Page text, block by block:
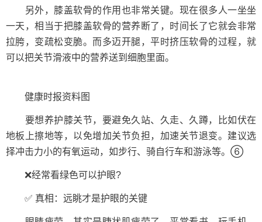
另外，膝盖软骨的作用也非常关键。现在很多人一坐坐
一天，相当于把膝盖软骨的营养断了，时间长了它就会非常
拉胯，变疏松变脆。而多迈开腿，平时挤压软骨的过程，就
可以把关节滑液中的营养送到细胞里面。
健康时报资料图
要想养护膝关节，要避免久站、久走、久蹲，比如伏在
地板上擦地等，以免增加关节负担，加速关节退变。建议选
择冲击力小的有氧运动，如步行、骑自行车和游泳等。⑥
❌经常看绿色可以护眼?
✅ 真相：远眺才是护眼的关键